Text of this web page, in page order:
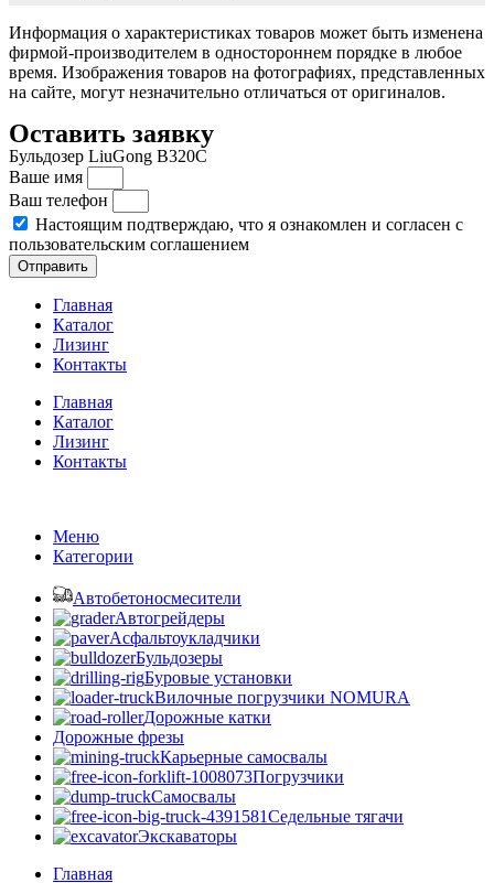
Информация о характеристиках товаров может быть изменена
фирмой-производителем в одностороннем порядке в любое
время. Изображения товаров на фотографиях, представленных
на сайте, могут незначительно отличаться от оригиналов.
Оставить заявку
Бульдозер LiuGong B320C
Ваше имя
Ваш телефон
Настоящим подтверждаю, что я ознакомлен и согласен с
пользовательским соглашением
Отправить
Главная
Каталог
Лизинг
Контакты
Главная
Каталог
Лизинг
Контакты
Меню
Категории
Автобетоносмесители
Автогрейдеры
Асфальтоукладчики
Бульдозеры
Буровые установки
Вилочные погрузчики NOMURA
Дорожные катки
Дорожные фрезы
Карьерные самосвалы
Погрузчики
Самосвалы
Седельные тягачи
Экскаваторы
Главная